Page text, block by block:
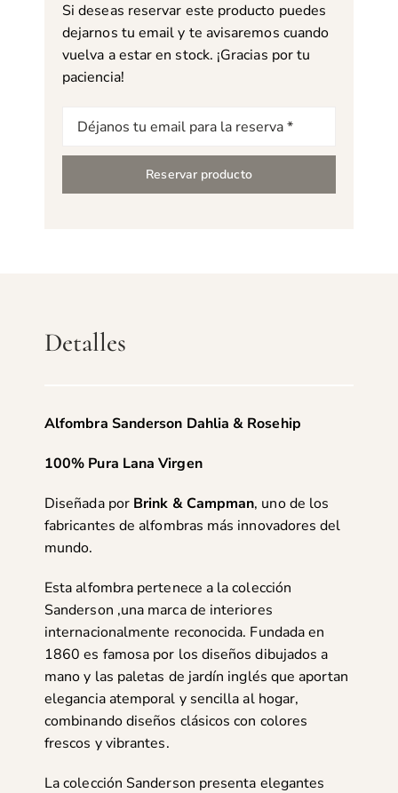
&
Rosehip
cantidad
Si deseas reservar este producto puedes
dejarnos tu email y te avisaremos cuando
vuelva a estar en stock. ¡Gracias por tu
paciencia!
Correo
electrónico
Reservar producto
Detalles
Alfombra Sanderson Dahlia & Rosehip
100% Pura Lana Virgen
Diseñada por Brink & Campman, uno de los
fabricantes de alfombras más innovadores del
mundo.
Esta alfombra pertenece a la colección
Sanderson ,una marca de interiores
internacionalmente reconocida. Fundada en
1860 es famosa por los diseños dibujados a
mano y las paletas de jardín inglés que aportan
elegancia atemporal y sencilla al hogar,
combinando diseños clásicos con colores
frescos y vibrantes.
La colección Sanderson presenta elegantes